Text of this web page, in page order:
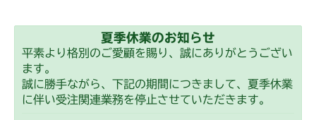
夏季休業のお知らせ
平素より格別のご愛顧を賜り、誠にありがとうござい
ます。
誠に勝手ながら、下記の期間につきまして、夏季休業
に伴い受注関連業務を停止させていただきます。